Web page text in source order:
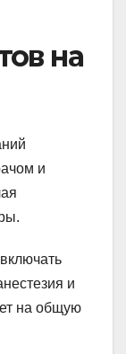
на
и
и
на общую